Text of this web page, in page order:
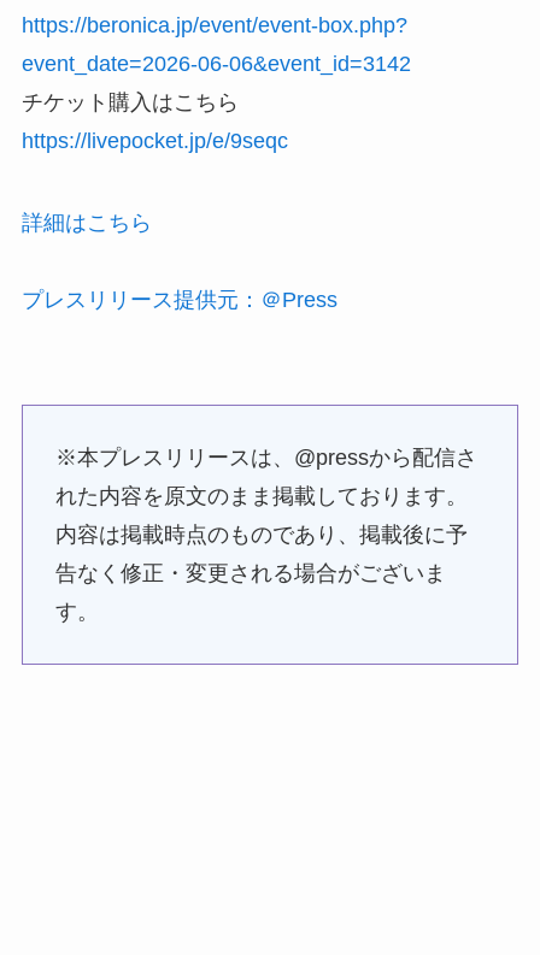
https://beronica.jp/event/event-box.php?
event_date=2026-06-06&event_id=3142
チケット購入はこちら
https://livepocket.jp/e/9seqc
詳細はこちら
プレスリリース提供元：＠Press
※本プレスリリースは、@pressから配信さ
れた内容を原文のまま掲載しております。
内容は掲載時点のものであり、掲載後に予
告なく修正・変更される場合がございま
す。